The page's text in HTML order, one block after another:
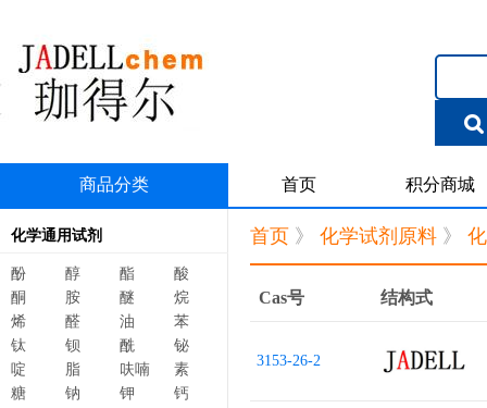
商品分类 首页 积分商城
化学通用试剂
酚 醇 酯
酸
酮
胺 醚
烷
烯
醛 油
苯
钛
钡 酰
铋
啶
脂 呋喃
素
糖
钠 钾
钙
首页 》 化学试剂原料 》
Cas号 结构式
3153-26-2